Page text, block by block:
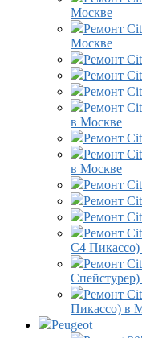
Москве
Ремонт
Москве
Ремонт
Ремонт
Ремонт
Ремонт
в Москве
Ремонт
Ремонт
в Москве
Ремонт
Ремонт
Ремонт
Ремонт
С4
Ремонт
Ремонт
Пикассо) в
Peugeot